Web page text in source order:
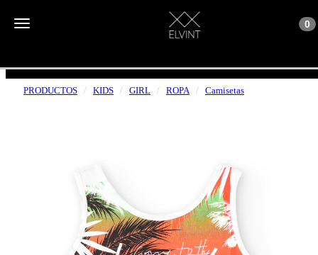
Toggle navigation Toggle
0
ENVÍOS GRATUITOS A PARTIR DE 50€
PRODUCTOS KIDS GIRL ROPA Camisetas